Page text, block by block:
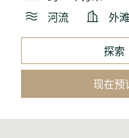
河流
外滩
探索
现在预